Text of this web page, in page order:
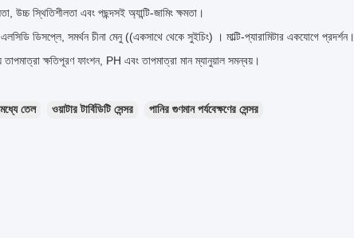
উচ্চ স্থিতিশীলতা এবং পছন্দসই অ্যান্টি-জামিং ক্ষমতা।
ডিসপ্লে, সমর্থন চীনা মেনু ((একসাথে থেকে সুইচিং) । মাল্টি-প্যারামিটার একযোগে প্রদর্শন।
তাপমাত্রা ক্ষতিপূরণ ফাংশন, PH এবং তাপমাত্রা মান ম্যানুয়াল সমন্বয়।
তেল ওয়াটার টার্বিডিটি সেন্সর পানির গুণমান পর্যবেক্ষণের সেন্সর